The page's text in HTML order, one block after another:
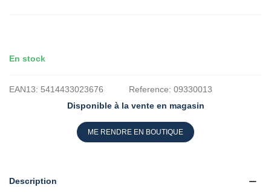
En stock
EAN13: 5414433023676 Reference: 09330013
Disponible à la vente en magasin
ME RENDRE EN BOUTIQUE
Description